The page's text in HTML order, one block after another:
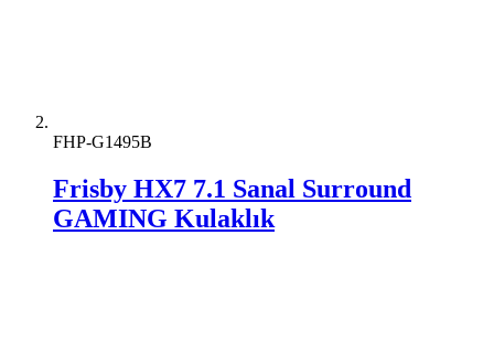
FHP-G1495B
Frisby HX7 7.1 Sanal Surround
GAMING Kulaklık